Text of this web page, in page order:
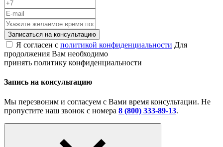
Записаться на консультацию
Я согласен с политикой конфиденциальности Для
продолжения Вам необходимо
принять политику конфиденциальности
Запись на консультацию
Мы перезвоним и согласуем с Вами время консультации. Не
пропустите наш звонок с номера 8 (800) 333-89-13.